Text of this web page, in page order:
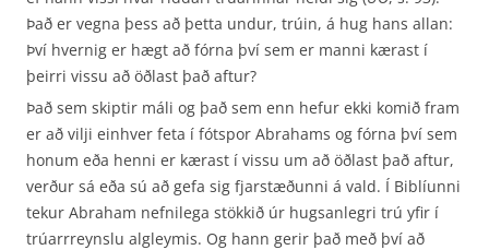
Það er vegna þess að þetta undur, trúin, á hug hans allan:
Því hvernig er hægt að fórna því sem er manni kærast í
þeirri vissu að öðlast það aftur?
Það sem skiptir máli og það sem enn hefur ekki komið fram
er að vilji einhver feta í fótspor Abrahams og fórna því sem
honum eða henni er kærast í vissu um að öðlast það aftur,
verður sá eða sú að gefa sig fjarstæðunni á vald. Í Biblíunni
tekur Abraham nefnilega stökkið úr hugsanlegri trú yfir í
trúarrreynslu algleymis. Og hann gerir það með því að